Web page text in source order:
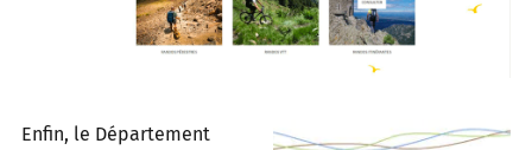
Enfin, le Département